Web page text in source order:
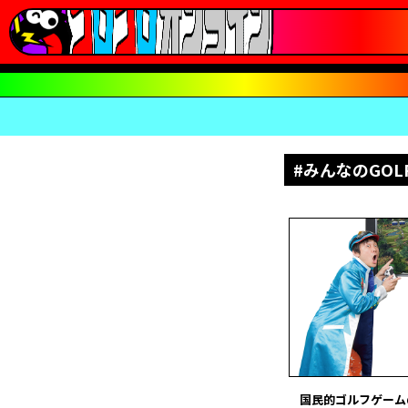
#みんなの
国民的ゴルフゲー